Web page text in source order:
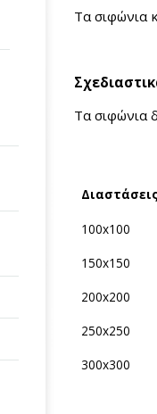
Τα σιφώνια
Τα σιφώνια
100x100
150x150
200x200
250x250
300x300